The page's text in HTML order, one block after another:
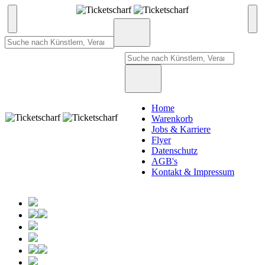
Home
Warenkorb
Jobs & Karriere
Flyer
Datenschutz
AGB's
Kontakt & Impressum